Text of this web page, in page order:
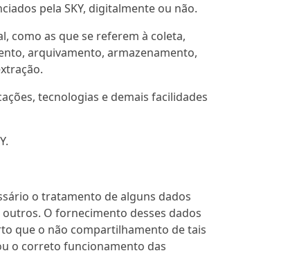
pela SKY, digitalmente ou não.
como as que se referem à coleta,
arquivamento, armazenamento,
tecnologias e demais facilidades
o tratamento de alguns dados
O fornecimento desses dados
que o não compartilhamento de tais
o correto funcionamento das